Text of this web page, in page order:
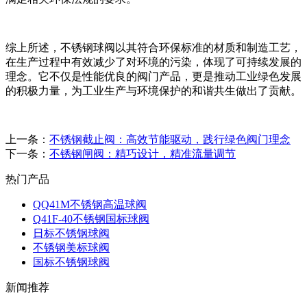
综上所述，不锈钢球阀以其符合环保标准的材质和制造工艺，
在生产过程中有效减少了对环境的污染，体现了可持续发展的
理念。它不仅是性能优良的阀门产品，更是推动工业绿色发展
的积极力量，为工业生产与环境保护的和谐共生做出了贡献。
上一条： 不锈钢截止阀：高效节能驱动，践行绿色阀门理念
下一条： 不锈钢闸阀：精巧设计，精准流量调节
热门产品
QQ41M不锈钢高温球阀
Q41F-40不锈钢国标球阀
日标不锈钢球阀
不锈钢美标球阀
国标不锈钢球阀
新闻推荐